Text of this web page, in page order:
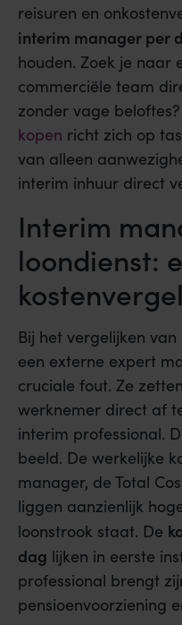
reisuren en
interim manager per
houden. Zoek je naar
commerciële team
zonder vage
kopen richt zich op
van alleen
interim inhuur direct
Interim
loondienst:
Bij het vergelijken
een externe expert
cruciale fout. Ze
werknemer direct af
interim professional.
beeld. De werkelijke
manager, de Total
liggen aanzienlijk
loonstrook staat. De
dag lijken in eerste
professional brengt
pensioenvoorziening